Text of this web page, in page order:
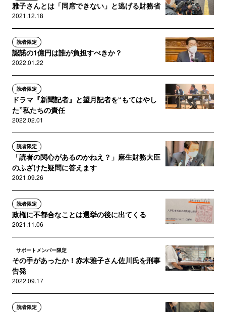
雅子さんとは「同席できない」と逃げる財務省
2021.12.18
読者限定
認諾の1億円は誰が負担すべきか？
2022.01.22
読者限定
ドラマ『新聞記者』と望月記者を“もてはやし
た”私たちの責任
2022.02.01
読者限定
「読者の関心があるのかねえ？」麻生財務大臣
のふざけた疑問に答えます
2021.09.26
読者限定
政権に不都合なことは選挙の後に出てくる
2021.11.06
サポートメンバー限定
その手があったか！赤木雅子さん佐川氏を刑事
告発
2022.09.17
読者限定